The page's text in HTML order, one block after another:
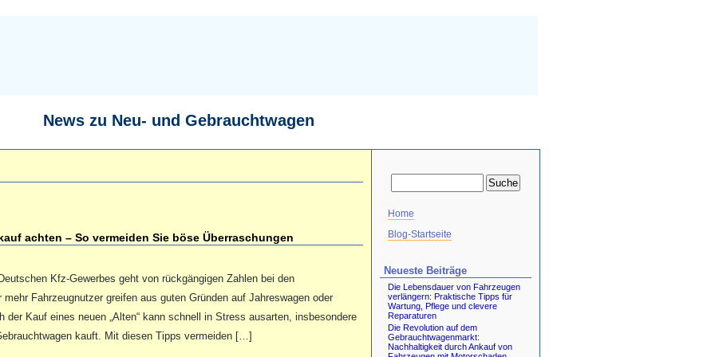
News zu Neu- und Gebrauchtwagen
achten – So vermeiden Sie böse Überraschungen
Kfz-Gewerbes geht von rückgängigen Zahlen bei den
Fahrzeugnutzer greifen aus guten Gründen auf Jahreswagen oder
der Kauf eines neuen „Alten“ kann schnell in Stress ausarten, insbesondere
kauft. Mit diesen Tipps vermeiden […]
Home
Blog-Startseite
Neueste Beiträge
Die Lebensdauer von Fahrzeugen
verlängern: Praktische Tipps für
Wartung, Pflege und clevere
Reparaturen
Die Revolution auf dem
Gebrauchtwagenmarkt:
Nachhaltigkeit durch Ankauf von